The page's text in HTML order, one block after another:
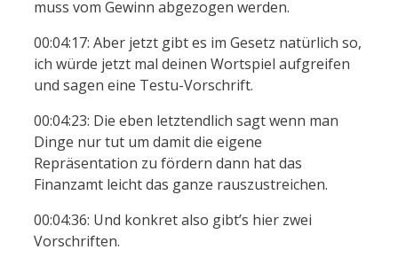
muss vom Gewinn abgezogen werden.
00:04:17: Aber jetzt gibt es im Gesetz natürlich so,
ich würde jetzt mal deinen Wortspiel aufgreifen
und sagen eine Testu-Vorschrift.
00:04:23: Die eben letztendlich sagt wenn man
Dinge nur tut um damit die eigene
Repräsentation zu fördern dann hat das
Finanzamt leicht das ganze rauszustreichen.
00:04:36: Und konkret also gibt’s hier zwei
Vorschriften.